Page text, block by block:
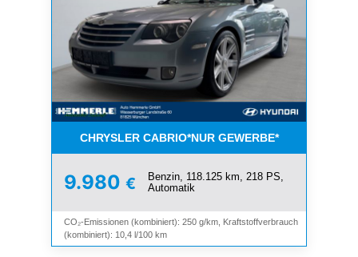
CHRYSLER CABRIO*NUR GEWERBE*
9.980 €
Benzin, 118.125 km, 218 PS,
Automatik
CO₂-Emissionen (kombiniert): 250 g/km, Kraftstoffverbrauch
(kombiniert): 10,4 l/100 km